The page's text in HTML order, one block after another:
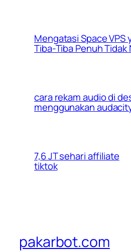
Mengatasi Space VPS
Tiba-Tiba Penuh Tidak
cara rekam audio di
menggunakan
7,6 JT sehari affiliate
tiktok
pakarbot.com